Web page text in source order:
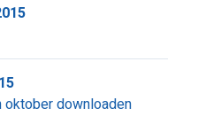
oktober downloaden